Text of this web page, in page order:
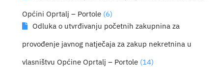
Općini Oprtalj – Portole(6)
Odluka o utvrđivanju početnih zakupnina za
provođenje javnog natječaja za zakup nekretnina u
vlasništvu Općine Oprtalj – Portole(14)